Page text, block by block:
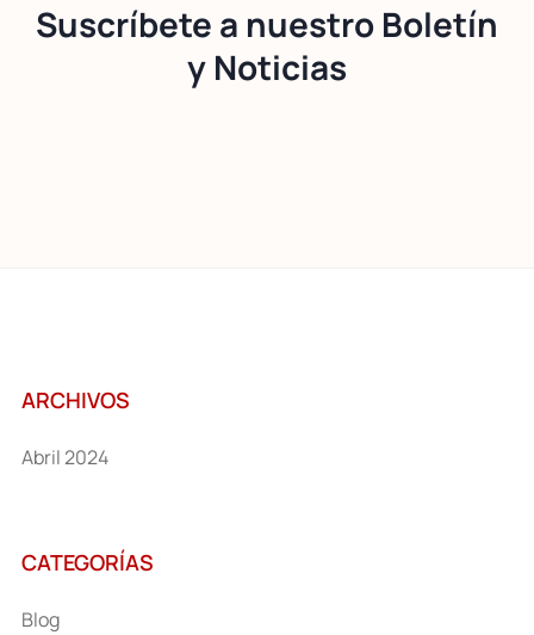
Suscríbete a nuestro Boletín
y Noticias
ARCHIVOS
abril 2024
CATEGORÍAS
Blog